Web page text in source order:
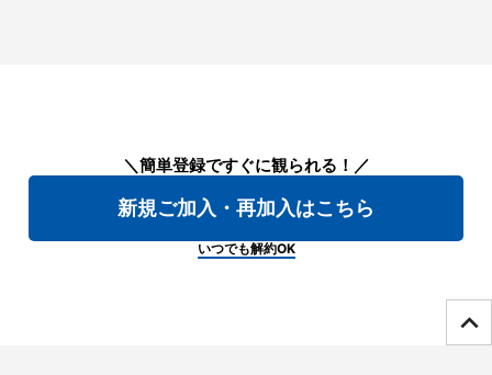
＼簡単登録ですぐに観られる！／
新規ご加入・再加入はこちら
いつでも解約OK